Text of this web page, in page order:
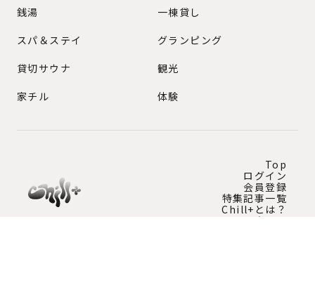
銭湯
スパ＆ステイ
貸切サウナ
家チル
一棟貸し
グランピング
観光
体験
Top
ログイン
会員登録
特集記事一覧
Chill+とは？
問い合わせ